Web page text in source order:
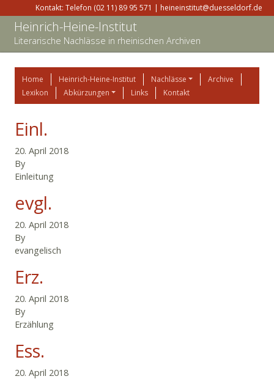
Kontakt: Telefon (02 11) 89 95 571 | heineinstitut@duesseldorf.de
Heinrich-Heine-Institut
Literarische Nachlässe in rheinischen Archiven
Home Heinrich-Heine-Institut Nachlässe
Archive
Lexikon
Abkürzungen Links Kontakt
Einl.
20. April 2018
By
Einleitung
evgl.
20. April 2018
By
evangelisch
Erz.
20. April 2018
By
Erzählung
Ess.
20. April 2018